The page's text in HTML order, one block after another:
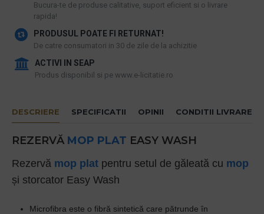
​Bucura-te de produse calitative, suport eficient si o livrare
rapida!
PRODUSUL POATE FI RETURNAT!
De catre consumatori in 30 de zile de la achizitie
ACTIVI IN SEAP
Produs disponibil si pe www.e-licitatie.ro
DESCRIERE SPECIFICATII OPINII CONDITII LIVRARE
REZERVĂ MOP PLAT EASY WASH
Rezervă mop plat pentru setul de găleată cu mop
și storcator Easy Wash
Microfibra este o fibră sintetică care pătrunde în